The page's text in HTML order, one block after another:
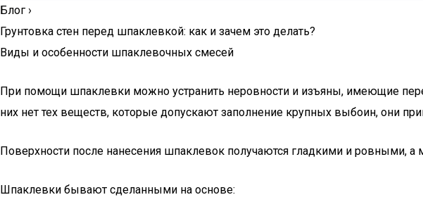
Блог ›
Грунтовка стен перед шпаклевкой: как и зачем это делать?
Виды и особенности шпаклевочных смесей
При помощи шпаклевки можно устранить неровности и изъяны, имеющие
них нет тех веществ, которые допускают заполнение крупных выбоин, они
Поверхности после нанесения шпаклевок получаются гладкими и ровными,
Шпаклевки бывают сделанными на основе: